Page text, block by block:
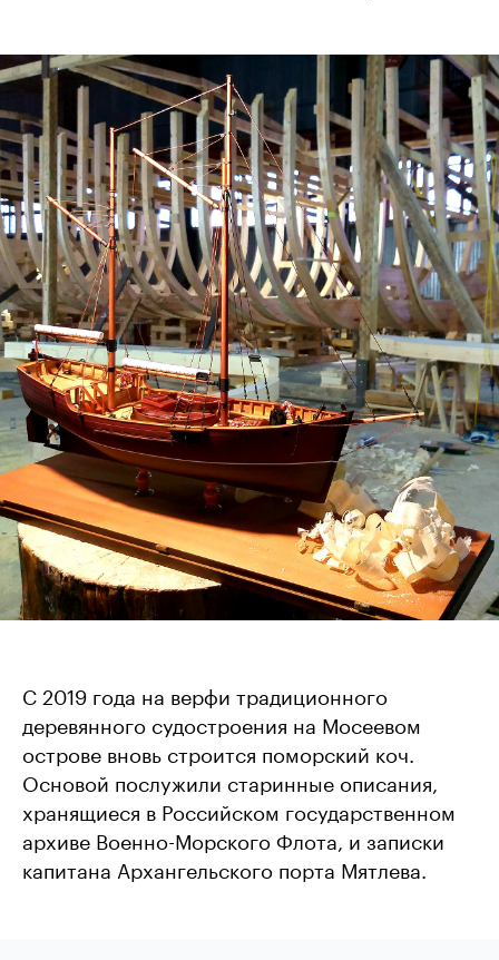
С 2019 года на верфи традиционного
деревянного судостроения на Мосеевом
острове вновь строится поморский коч.
Основой послужили старинные описания,
хранящиеся в Российском государственном
архиве Военно-Морского Флота, и записки
капитана Архангельского порта Мятлева.